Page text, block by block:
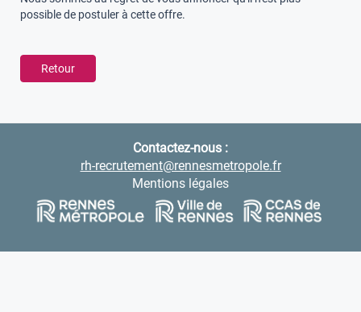
possible de postuler à cette offre.
Retour
Contactez-nous :
rh-recrutement@rennesmetropole.fr
Mentions légales